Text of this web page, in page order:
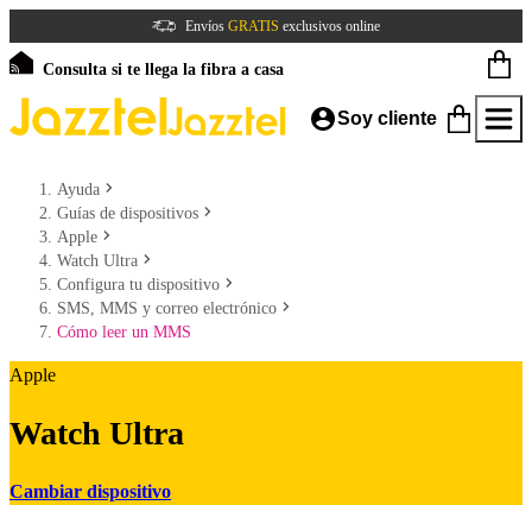
Envíos GRATIS exclusivos online
Consulta si te llega la fibra a casa
Soy cliente
Ayuda
Guías de dispositivos
Apple
Watch Ultra
Configura tu dispositivo
SMS, MMS y correo electrónico
Cómo leer un MMS
Apple
Watch Ultra
Cambiar dispositivo